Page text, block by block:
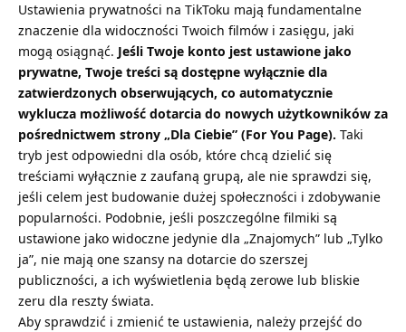
Ustawienia prywatności na TikToku mają fundamentalne
znaczenie dla widoczności Twoich filmów i zasięgu, jaki
mogą osiągnąć. Jeśli Twoje konto jest ustawione jako
prywatne, Twoje treści są dostępne wyłącznie dla
zatwierdzonych obserwujących, co automatycznie
wyklucza możliwość dotarcia do nowych użytkowników za
pośrednictwem strony „Dla Ciebie” (For You Page). Taki
tryb jest odpowiedni dla osób, które chcą dzielić się
treściami wyłącznie z zaufaną grupą, ale nie sprawdzi się,
jeśli celem jest budowanie dużej społeczności i zdobywanie
popularności. Podobnie, jeśli poszczególne filmiki są
ustawione jako widoczne jedynie dla „Znajomych” lub „Tylko
ja”, nie mają one szansy na dotarcie do szerszej
publiczności, a ich wyświetlenia będą zerowe lub bliskie
zeru dla reszty świata.
Aby sprawdzić i zmienić te ustawienia, należy przejść do